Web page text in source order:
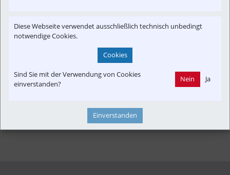
Wegekette
Diese Webseite verwendet ausschließlich technisch unbedingt
notwendige Cookies.
Cookies
Sind Sie mit der Verwendung von Cookies
einverstanden?
Nein Ja
Einverstanden